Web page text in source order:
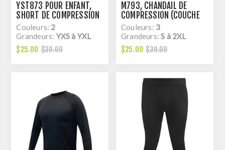
YST873 POUR ENFANT,
SHORT DE COMPRESSION
2 EN 1, DRY FIT
Couleurs: 2
Grandeurs: YXS à YXL
$25.00 $30.00
M793, CHANDAIL DE
COMPRESSION (COUCHE
DE BASE), MANCHE
RAGLAN, DRY FIT
Couleurs: 3
Grandeurs:S à 2XL
$25.00 $30.00